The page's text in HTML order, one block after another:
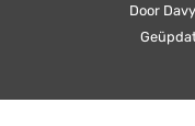
Door Davy